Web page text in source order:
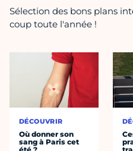
Sélection des bons plans
coup toute l'année !
DÉCOUVRIR
Où donner son
sang à Paris cet